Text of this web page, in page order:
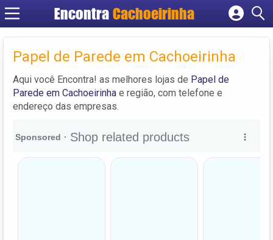
Encontra Cachoeirinha
Cadastrar empresa
Criar conta
Papel de Parede em Cachoeirinha
Aqui você Encontra! as melhores lojas de Papel de
Parede em Cachoeirinha e região, com telefone e
endereço das empresas.